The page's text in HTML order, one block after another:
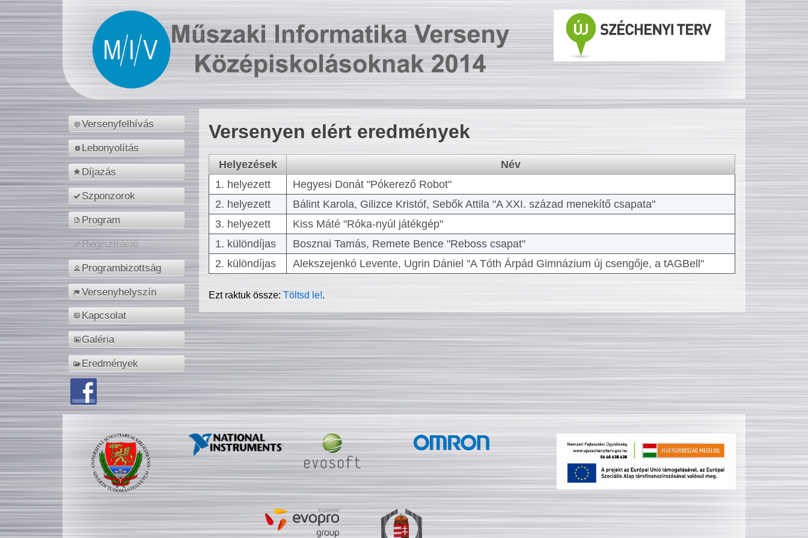
Versenyfelhívás
Lebonyolítás
Díjazás
Szponzorok
Program
Regisztráció
Programbizottság
Versenyhelyszín
Kapcsolat
Galéria
Eredmények
Versenyen elért eredmények
Helyezések
Név
1. helyezett
Hegyesi Donát "Pókerező Robot"
2. helyezett
Bálint Karola, Gilizce Kristóf, Sebők Attila "A XXI. század menekítő csapata"
3. helyezett
Kiss Máté "Róka-nyúl játékgép"
1. különdíjas
Bosznai Tamás, Remete Bence "Reboss csapat"
2. különdíjas
Alekszejenkó Levente, Ugrin Dániel "A Tóth Árpád Gimnázium új csengője, a tAGBell"
Ezt raktuk össze:Töltsd le!.